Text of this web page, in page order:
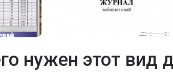
нужен этот вид